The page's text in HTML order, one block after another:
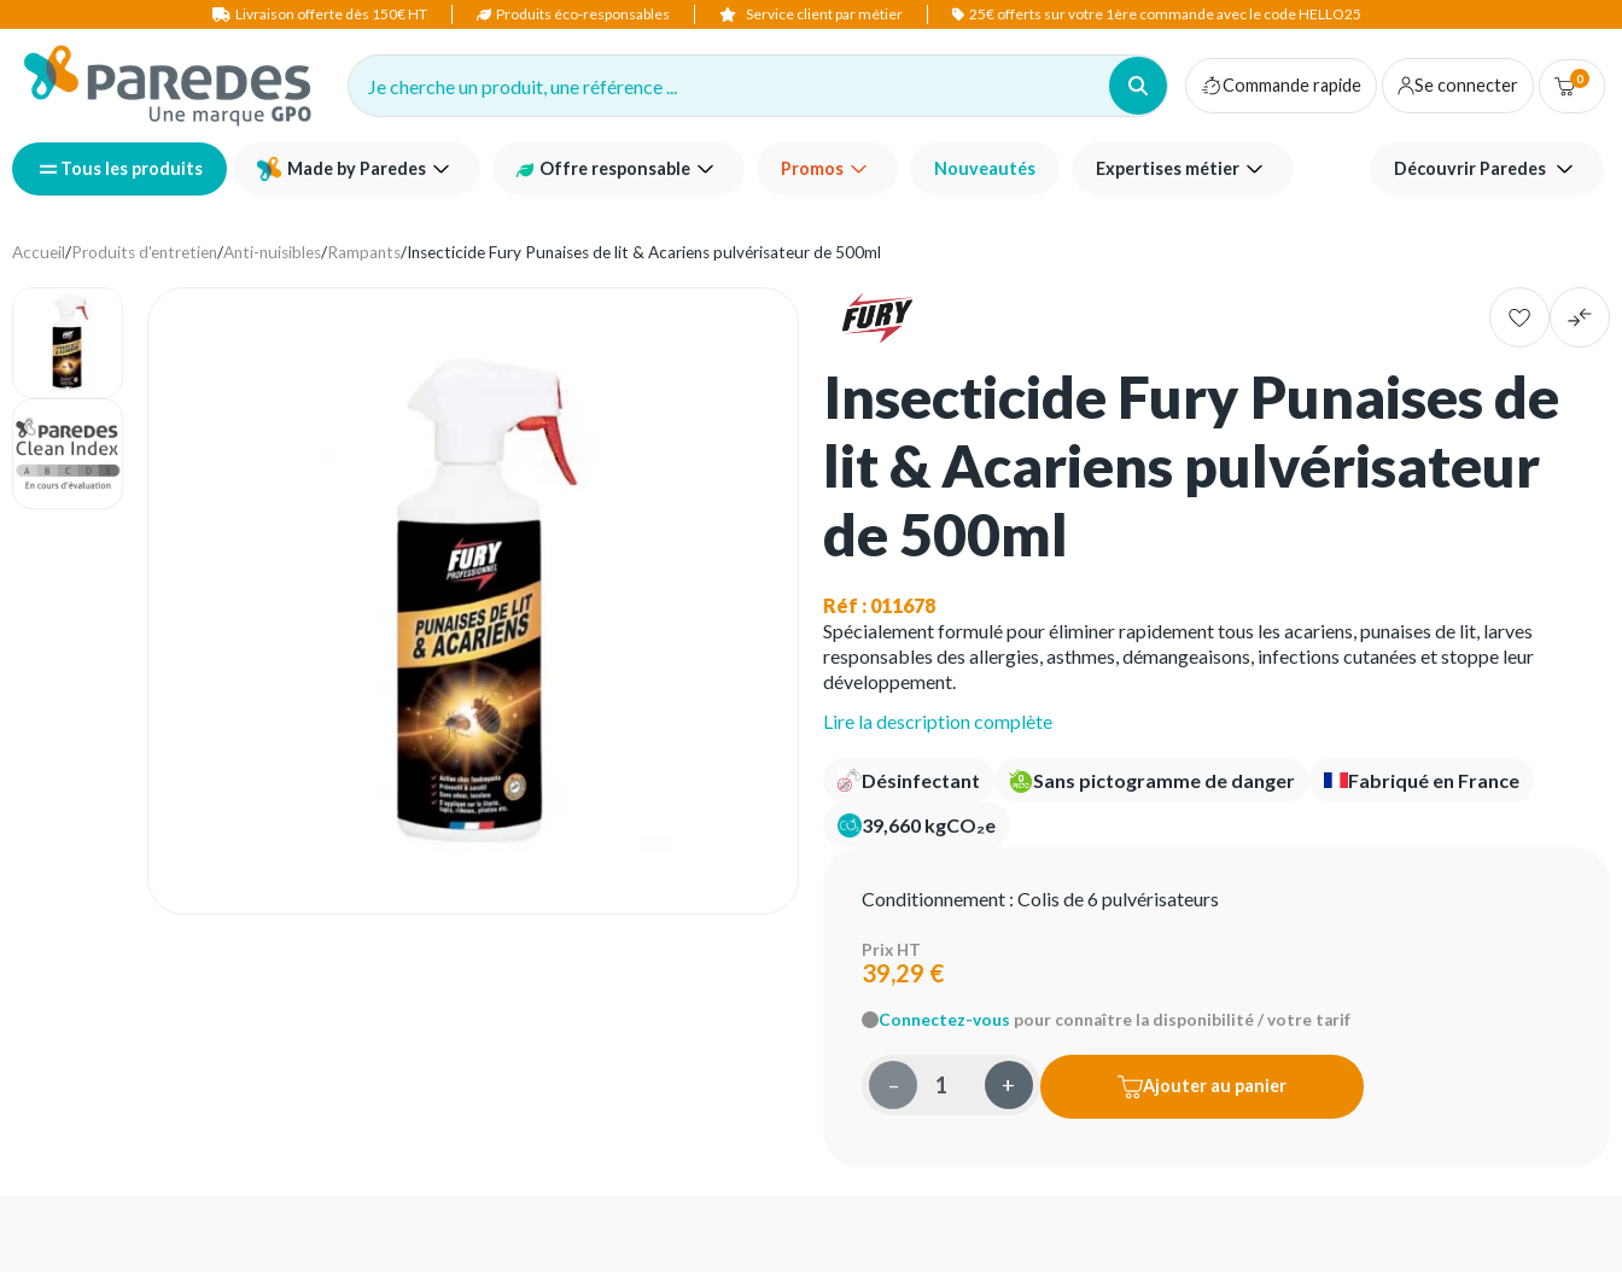
Livraison offerte dès 150€ HT Produits éco-responsables Service client par métier 25€ offerts sur votre 1ère commande avec le code HELLO25
Je cherche un produit, une référence ... Commande rapide Se connecter 0
Tous les produits Made by Paredes Offre responsable Promos Nouveautés Expertises métier Découvrir Paredes
Accueil/Produits d'entretien/Anti-nuisibles/Rampants/Insecticide Fury Punaises de lit & Acariens pulvérisateur de 500ml
Insecticide Fury Punaises de
lit & Acariens pulvérisateur
de 500ml
Réf : 011678
Spécialement formulé pour éliminer rapidement tous les acariens, punaises de lit, larves
responsables des allergies, asthmes, démangeaisons, infections cutanées et stoppe leur
développement.
Lire la description complète
Désinfectant Sans pictogramme de danger
Fabriqué en France
39,660 kgCO₂e
Conditionnement : Colis de 6 pulvérisateurs
Prix HT
39,29 €
Connectez-vous pour connaître la disponibilité / votre tarif
– + Ajouter au panier